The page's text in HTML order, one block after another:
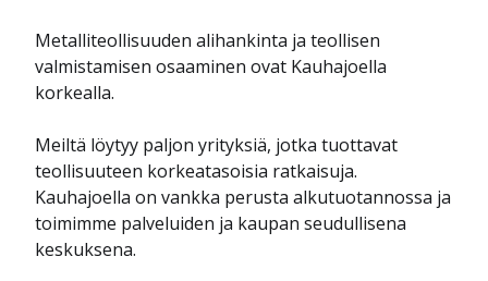
Metalliteollisuuden alihankinta ja teollisen
valmistamisen osaaminen ovat Kauhajoella
korkealla.
Meiltä löytyy paljon yrityksiä, jotka tuottavat
teollisuuteen korkeatasoisia ratkaisuja.
Kauhajoella on vankka perusta alkutuotannossa ja
toimimme palveluiden ja kaupan seudullisena
keskuksena.